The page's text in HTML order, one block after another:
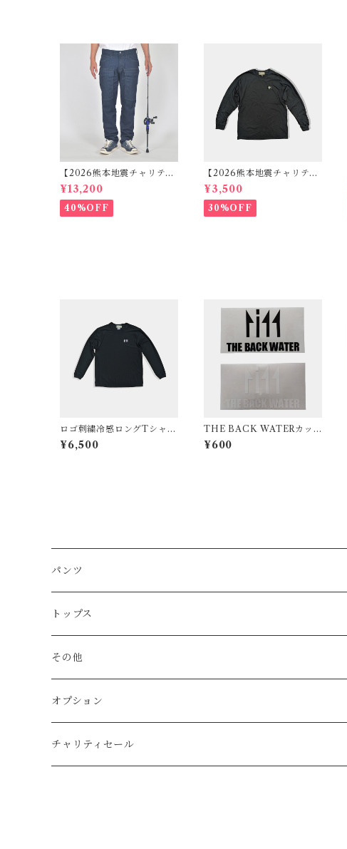
【2026熊本地震チャリティ
セール】マルチポケットデ
¥13,200
40%OFF
【2026熊本地震チャリティ
セール】ロゴ刺繍ロングTシ
ャツ ブラック
¥3,500
30%OFF
ロゴ刺繍冷感ロングTシャ
ツ ブラック
¥6,500
THE BACK WATERカッ
ティングステッカー
¥600
パンツ
ロングパンツ
スリム（全体的に細い形）
テーパード（膝から裾にかけて細くなる形）
ショートパンツ
Denim
Color
トップス
その他
オプション
チャリティセール